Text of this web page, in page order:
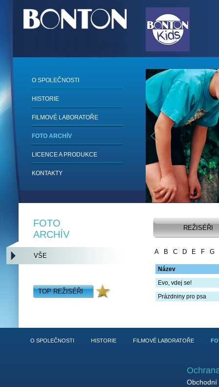
1/6
O SPOLEČNOSTI
HISTORIE
FILMOVÉ LABORATOŘE
FOTO ARCHÍV
LICENCE A PRODUKCE
KONTAKTY
REŽISÉŘI
A B C D E F G
Název
Evo, vdej se!
Prázdniny pro psa
FOTO
ARCHÍV
VŠE
TOP REŽISÉŘI
O SPOLEČNOSTI HISTORIE FILMOVÉ LABORATOŘE
Obchodní